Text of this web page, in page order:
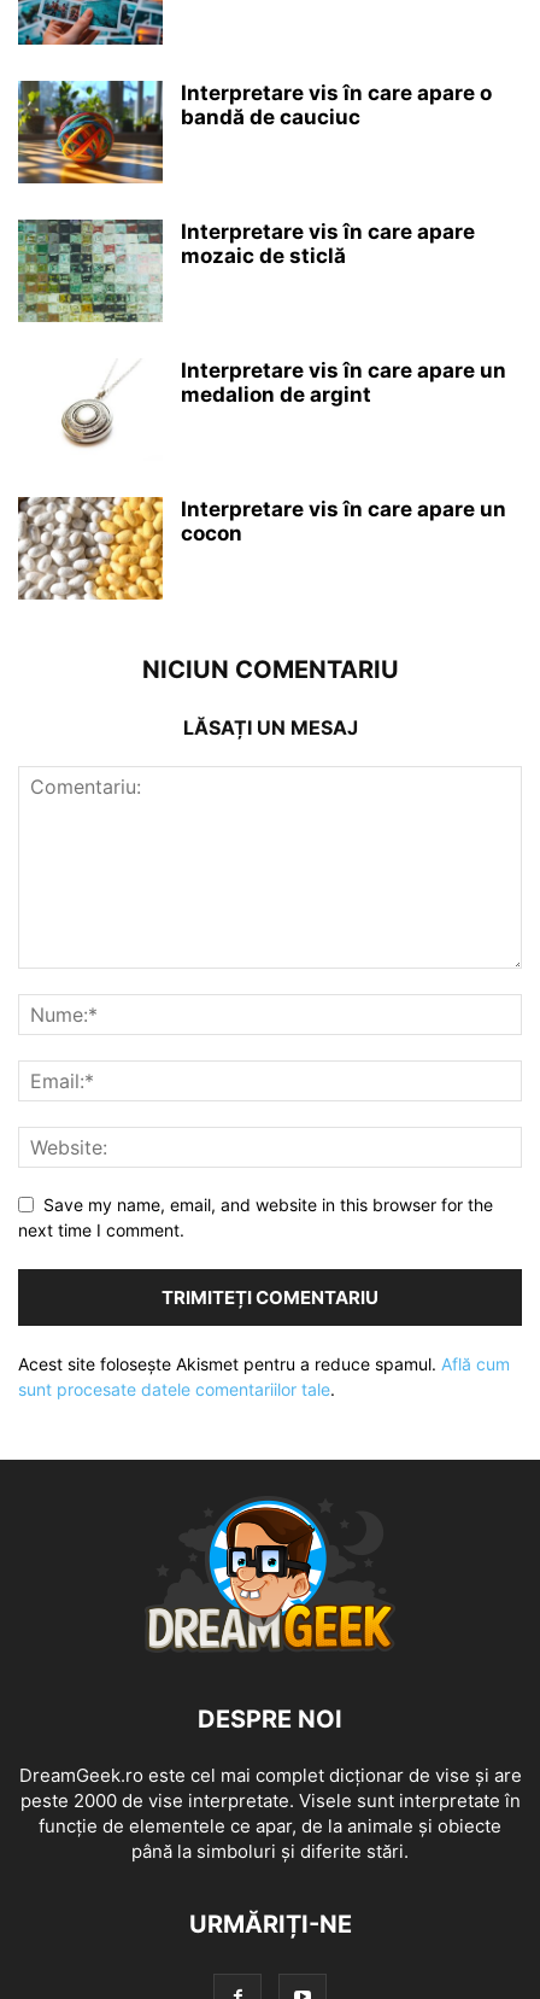
Interpretare vis în care apare o
bandă de cauciuc
Interpretare vis în care apare
mozaic de sticlă
Interpretare vis în care apare un
medalion de argint
Interpretare vis în care apare un
cocon
NICIUN COMENTARIU
LĂSAȚI UN MESAJ
Save my name, email, and website in this browser for the
next time I comment.
Acest site folosește Akismet pentru a reduce spamul. Află cum
sunt procesate datele comentariilor tale.
DESPRE NOI
DreamGeek.ro este cel mai complet dicționar de vise și are
peste 2000 de vise interpretate. Visele sunt interpretate în
funcție de elementele ce apar, de la animale și obiecte
până la simboluri și diferite stări.
URMĂRIȚI-NE